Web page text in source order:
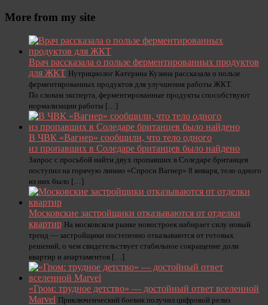
More from my site
Врач рассказала о пользе ферментированных продуктов
для ЖКТ Нутрициолог Катерина Кузина рассказала о пользе
ферментированных продуктов для улучшения работы ЖКТ.
По словам эксперта, ферментированные продукты способствуют
нормализации работы […]
В ЧВК «Вагнер» сообщили, что тело одного
из пропавших в Соледаре британцев было найдено
Запрос с просьбой найти двух пропавших в Соледаре британцев
поступил на горячую линию «Спроси Вагнер» 8 января, тело одного
из них было […]
Московские застройщики отказываются от отделки
квартир На московском рынке новостроек набирает силу новый
тренд — застройщики постепенно отказываются от готовых
решений, о чем свидетельствует стабильное сокращение доли
квартир и апартаментов […]
«Гром: трудное детство» — достойный ответ вселенной
Marvel Приключенческий боевик получил цифровой релиз